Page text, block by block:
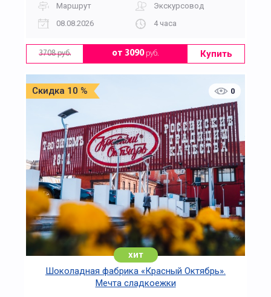
Маршрут
Экскурсовод
08.08.2026
4 часа
3708 руб. от 3090руб. Купить
Скидка 10 % 0
хит
Шоколадная фабрика «Красный Октябрь».
Мечта сладкоежки